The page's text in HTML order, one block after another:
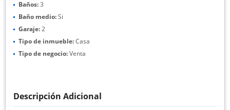
Baños:3
Baño medio:Si
Garaje:2
Tipo de inmueble:Casa
Tipo de negocio:Venta
Descripción Adicional